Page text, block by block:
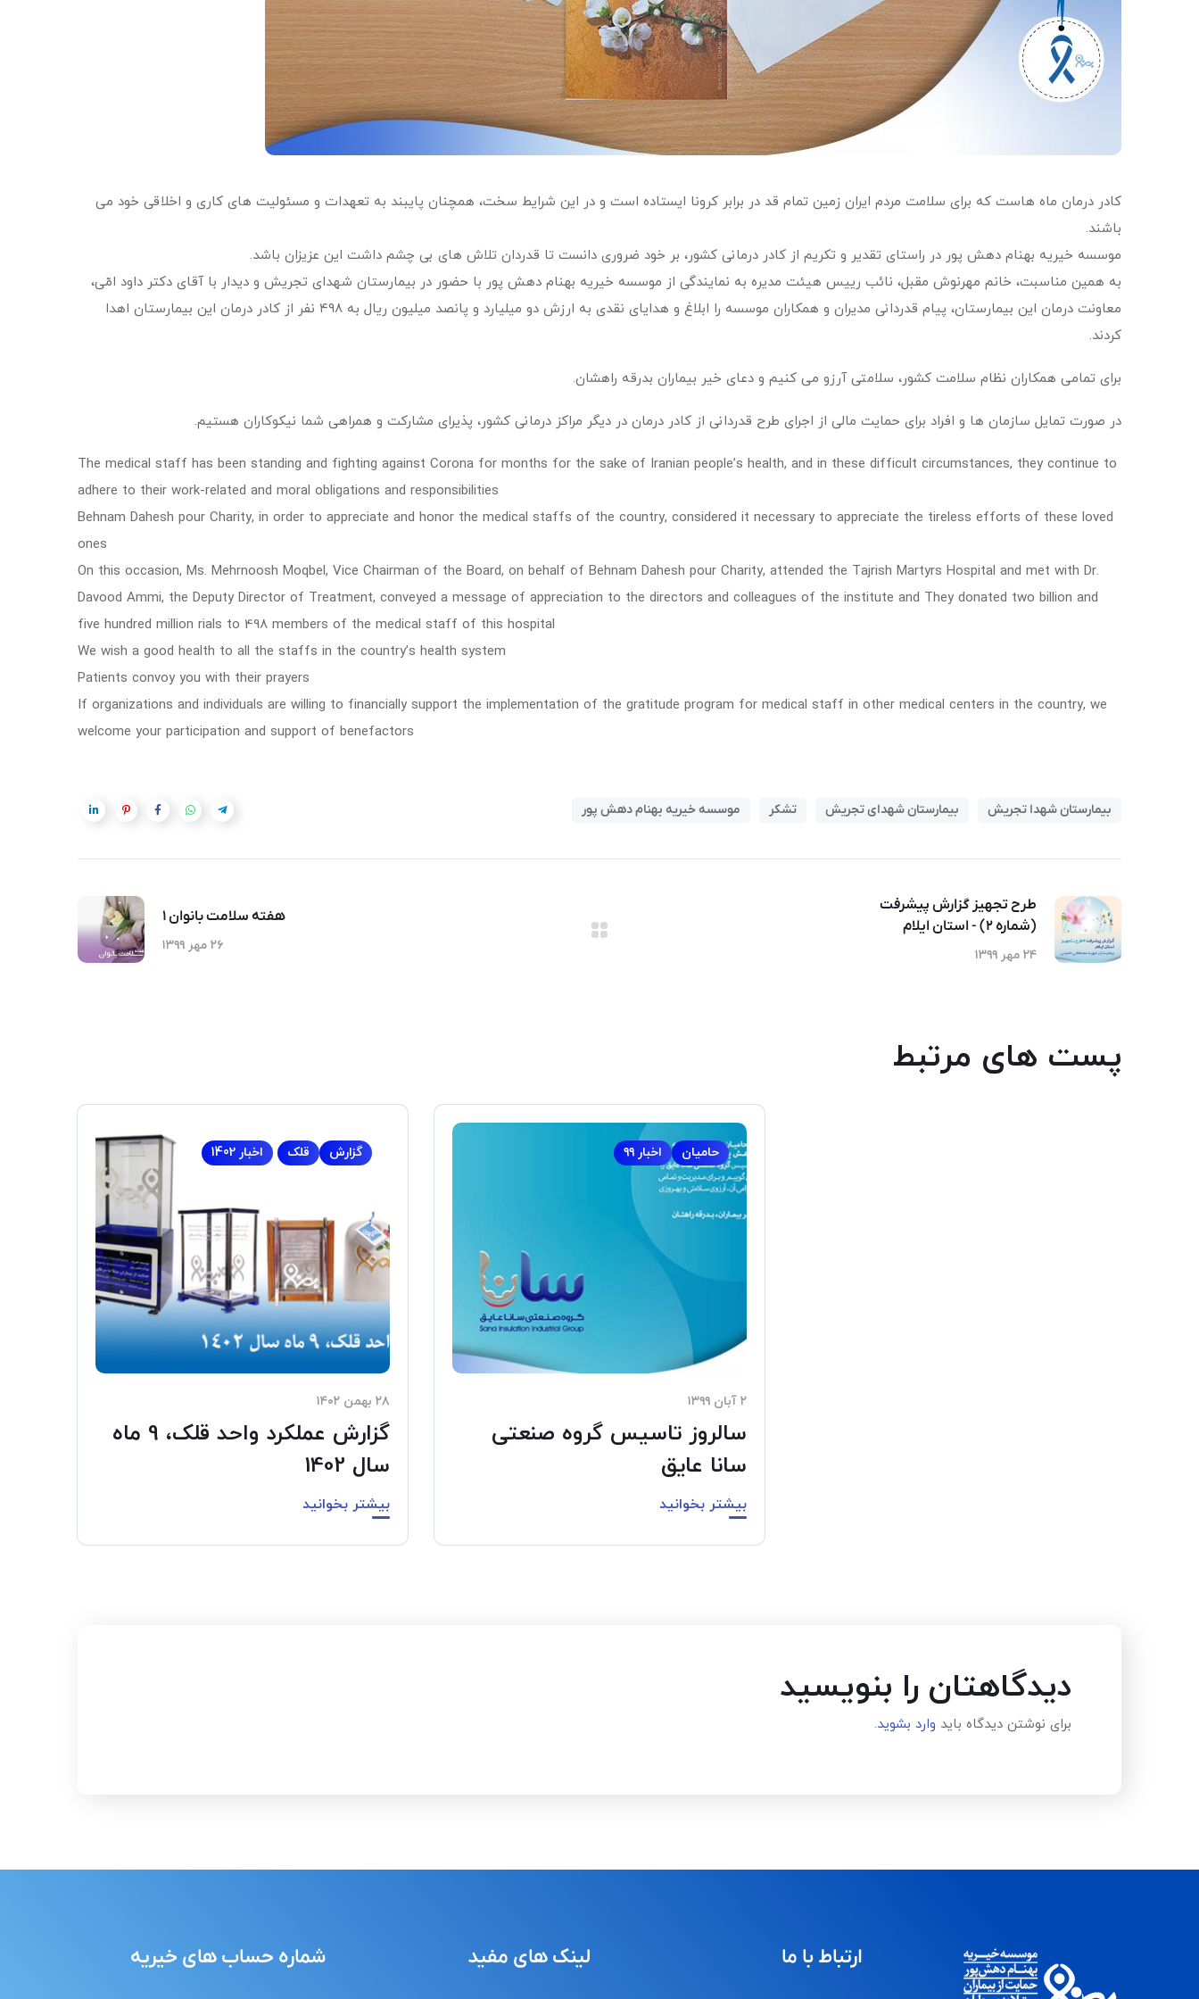
کادر درمان ماه هاست که برای سلامت مردم ایران زمین تمام قد در برابر کرونا ایستاده است و در این شرایط سخت، همچنان پایبند به تعهدات و مسئولیت های کاری و اخلاقی خود می
باشند.
موسسه خیریه بهنام دهش پور در راستای تقدیر و تکریم از کادر درمانی کشور، بر خود ضروری دانست تا قدردان تلاش های بی چشم داشت این عزیزان باشد.
به همین مناسبت، خانم مهرنوش مقبل، نائب رییس هیئت مدیره به نمایندگی از موسسه خیریه بهنام دهش پور با حضور در بیمارستان شهدای تجریش و دیدار با آقای دکتر داود امّی،
معاونت درمان این بیمارستان، پیام قدردانی مدیران و همکاران موسسه را ابلاغ و هدایای نقدی به ارزش دو میلیارد و پانصد میلیون ریال به ۴۹۸ نفر از کادر درمان این بیمارستان اهدا
کردند.
برای تمامی همکاران نظام سلامت کشور، سلامتی آرزو می کنیم و دعای خیر بیماران بدرقه راهشان.
در صورت تمایل سازمان ها و افراد برای حمایت مالی از اجرای طرح قدردانی از کادر درمان در دیگر مراکز درمانی کشور، پذیرای مشارکت و همراهی شما نیکوکاران هستیم.
The medical staff has been standing and fighting against Corona for months for the sake of Iranian people’s health, and in these difficult circumstances, they continue to
adhere to their work-related and moral obligations and responsibilities
Behnam Dahesh pour Charity, in order to appreciate and honor the medical staffs of the country, considered it necessary to appreciate the tireless efforts of these loved
ones
On this occasion, Ms. Mehrnoosh Moqbel, Vice Chairman of the Board, on behalf of Behnam Dahesh pour Charity, attended the Tajrish Martyrs Hospital and met with Dr.
Davood Ammi, the Deputy Director of Treatment, conveyed a message of appreciation to the directors and colleagues of the institute and They donated two billion and
five hundred million rials to 498 members of the medical staff of this hospital
We wish a good health to all the staffs in the country’s health system
Patients convoy you with their prayers
If organizations and individuals are willing to financially support the implementation of the gratitude program for medical staff in other medical centers in the country, we
welcome your participation and support of benefactors
بیمارستان شهدا تجریش بیمارستان شهدای تجریش تشکر موسسه خیریه بهنام دهش پور
طرح تجهیز گزارش پیشرفت
(شماره ۲) - استان ایلام
۲۴ مهر ۱۳۹۹
هفته سلامت بانوان ۱
۲۶ مهر ۱۳۹۹
پست های مرتبط
اخبار ۹۹ حامیان
۲ آبان ۱۳۹۹
سالروز تاسیس گروه صنعتی
سانا عایق
بیشتر بخوانید
اخبار 1402 قلک گزارش
۲۸ بهمن ۱۴۰۲
گزارش عملکرد واحد قلک، 9 ماه
سال 1402
بیشتر بخوانید
دیدگاهتان را بنویسید
برای نوشتن دیدگاه باید وارد بشوید.
ارتباط با ما لینک های مفید شماره حساب های خیریه